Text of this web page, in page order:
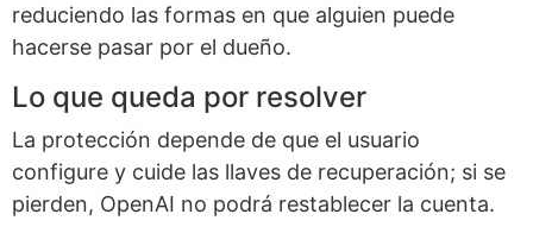
reduciendo las formas en que alguien puede
hacerse pasar por el dueño.
Lo que queda por resolver
La protección depende de que el usuario
configure y cuide las llaves de recuperación; si se
pierden, OpenAI no podrá restablecer la cuenta.